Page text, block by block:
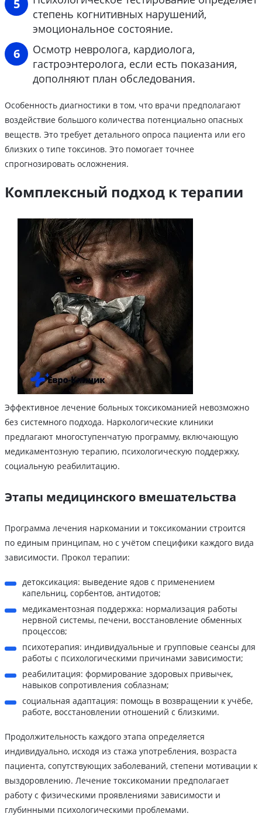
степень когнитивных нарушений,
эмоциональное состояние.
Осмотр невролога, кардиолога,
гастроэнтеролога, если есть показания,
дополняют план обследования.
Особенность диагностики в том, что врачи предполагают
воздействие большого количества потенциально опасных
веществ. Это требует детального опроса пациента или его
близких о типе токсинов. Это помогает точнее
спрогнозировать осложнения.
Комплексный подход к терапии
Эффективное лечение больных токсикоманией невозможно
без системного подхода. Наркологические клиники
предлагают многоступенчатую программу, включающую
медикаментозную терапию, психологическую поддержку,
социальную реабилитацию.
Этапы медицинского вмешательства
Программа лечения наркомании и токсикомании строится
по единым принципам, но с учётом специфики каждого вида
зависимости. Прокол терапии:
детоксикация: выведение ядов с применением
капельниц, сорбентов, антидотов;
медикаментозная поддержка: нормализация работы
нервной системы, печени, восстановление обменных
процессов;
психотерапия: индивидуальные и групповые сеансы для
работы с психологическими причинами зависимости;
реабилитация: формирование здоровых привычек,
навыков сопротивления соблазнам;
социальная адаптация: помощь в возвращении к учёбе,
работе, восстановлении отношений с близкими.
Продолжительность каждого этапа определяется
индивидуально, исходя из стажа употребления, возраста
пациента, сопутствующих заболеваний, степени мотивации к
выздоровлению. Лечение токсикомании предполагает
работу с физическими проявлениями зависимости и
глубинными психологическими проблемами.